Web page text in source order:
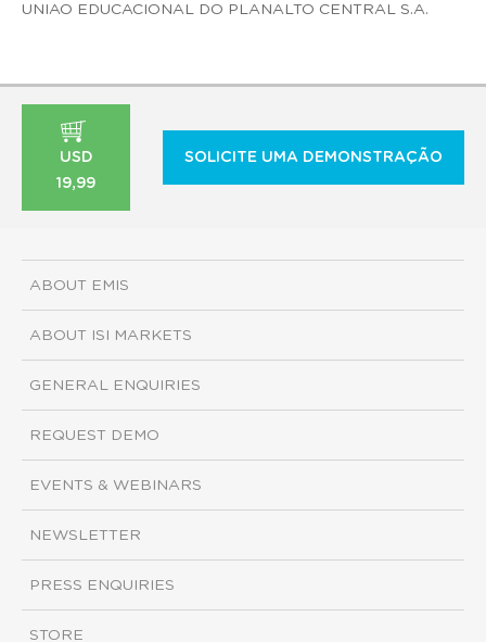
UNIAO EDUCACIONAL DO PLANALTO CENTRAL S.A.
USD
19,99
SOLICITE UMA DEMONSTRAÇÃO
ABOUT EMIS
ABOUT ISI MARKETS
GENERAL ENQUIRIES
REQUEST DEMO
EVENTS & WEBINARS
NEWSLETTER
PRESS ENQUIRIES
STORE